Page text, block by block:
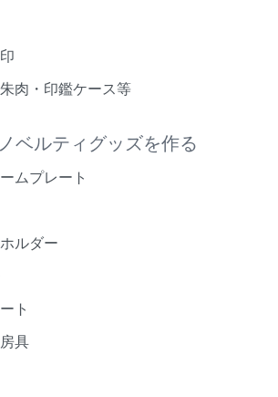
肉・印鑑ケース等
ベルティグッズを作る
ムプレート
ルダー
ト
具